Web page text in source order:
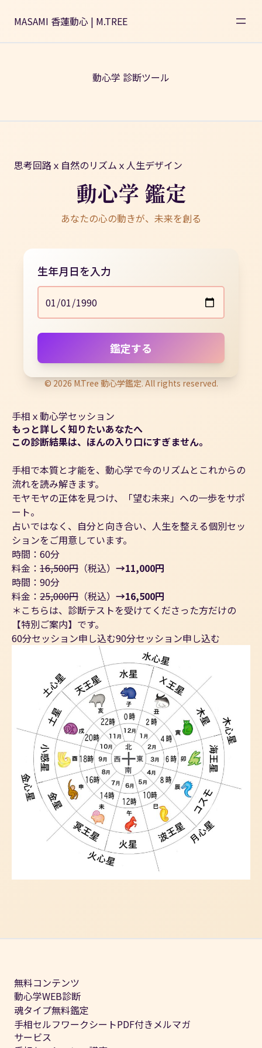
MASAMI 香蓮動心 | M.TREE
動心学 診断ツール
思考回路ｘ自然のリズムｘ人生デザイン
動心学 鑑定
あなたの心の動きが、未来を創る
生年月日を入力
鑑定する
© 2026 M.Tree 動心学鑑定. All rights reserved.
手相ｘ動心学セッション
もっと詳しく知りたいあなたへ
この診断結果は、ほんの入り口にすぎません。
手相で本質と才能を、動心学で今のリズムとこれからの
流れを読み解きます。
モヤモヤの正体を見つけ、「望む未来」への一歩をサポ
ート。
占いではなく、自分と向き合い、人生を整える個別セッ
ションをご用意しています。
時間：60分
料金： 16,500円 （税込） →11,000円
時間：90分
料金： 25,000円 （税込） →16,500円
＊こちらは、診断テストを受けてくださった方だけの
【特別ご案内】です。
60分セッション申し込む90分セッション申し込む
無料コンテンツ
動心学WEB診断
魂タイプ無料鑑定
手相セルフワークシートPDF付きメルマガ
サービス